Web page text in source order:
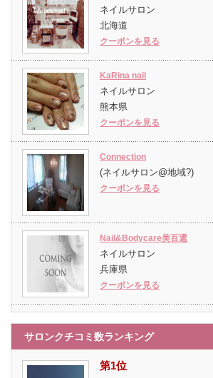
ネイルサロン
北海道
クーポンを見る
KaRina nail
ネイルサロン
熊本県
クーポンを見る
Connection
(ネイルサロン@地域?)
クーポンを見る
Nail&Bodycare美百選
ネイルサロン
兵庫県
クーポンを見る
サロンクチコミ数ランキング
第1位